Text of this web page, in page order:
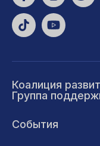
Коалиция
Группа
События